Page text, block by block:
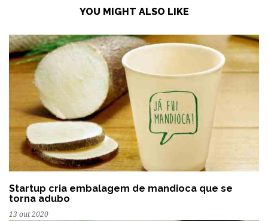
YOU MIGHT ALSO LIKE
Startup cria embalagem de mandioca que se
torna adubo
13 out 2020